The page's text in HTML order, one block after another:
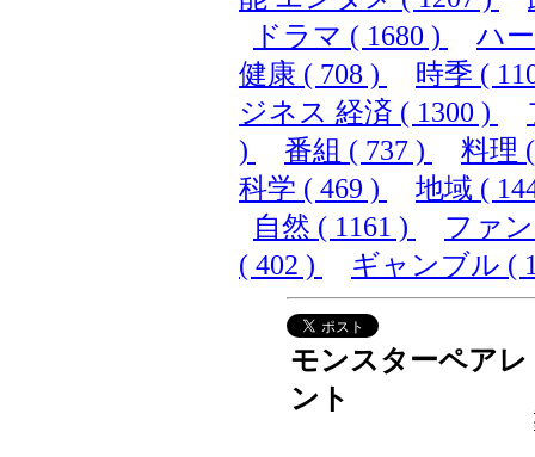
ドラマ ( 1680 )
ハ
健康 ( 708 )
時季 (
ジネス 経済 ( 1300 )
)
番組 ( 737 )
料理
科学 ( 469 )
地域 (
自然 ( 1161 )
ファ
( 402 )
ギャンブル (
モンスターペアレ
ント